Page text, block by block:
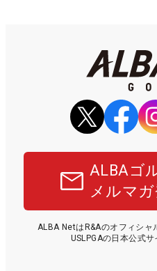
ALBAゴ
メルマ
ALBA NetはR&Aのオフィシ
USLPGAの日本公式サ